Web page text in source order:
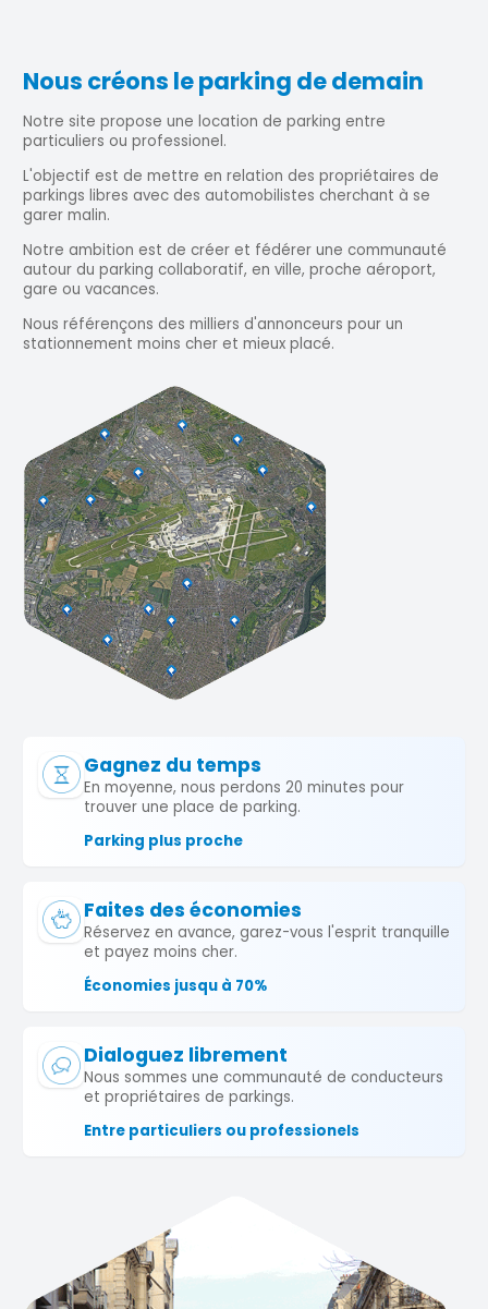
Nous créons le parking de demain
Notre site propose une location de parking entre
particuliers ou professionel.
L'objectif est de mettre en relation des propriétaires de
parkings libres avec des automobilistes cherchant à se
garer malin.
Notre ambition est de créer et fédérer une communauté
autour du parking collaboratif, en ville, proche aéroport,
gare ou vacances.
Nous référençons des milliers d'annonceurs pour un
stationnement moins cher et mieux placé.
Gagnez du temps
En moyenne, nous perdons 20 minutes pour
trouver une place de parking.
Parking plus proche
Faites des économies
Réservez en avance, garez-vous l'esprit tranquille
et payez moins cher.
Économies jusqu à 70%
Dialoguez librement
Nous sommes une communauté de conducteurs
et propriétaires de parkings.
Entre particuliers ou professionels